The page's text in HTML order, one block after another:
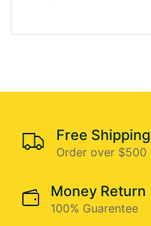
Free Shipping
Order over $500
Money Return
100% Guarentee